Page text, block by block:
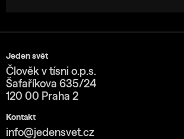
Jeden svět
Člověk v tísni o.p.s.
Šafaříkova 635/24
120 00 Praha 2
Kontakt
info@jedensvet.cz